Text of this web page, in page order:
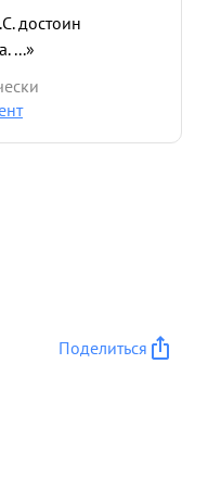
достоин
...»
Поделиться